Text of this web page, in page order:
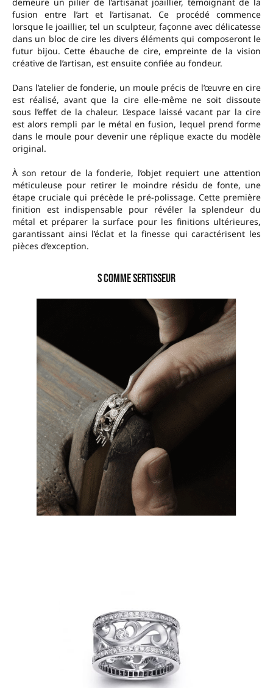
fusion entre l’art et l’artisanat. Ce procédé commence
lorsque le joaillier, tel un sculpteur, façonne avec délicatesse
dans un bloc de cire les divers éléments qui composeront le
futur bijou. Cette ébauche de cire, empreinte de la vision
créative de l’artisan, est ensuite confiée au fondeur.
Dans l’atelier de fonderie, un moule précis de l’œuvre en cire
est réalisé, avant que la cire elle-même ne soit dissoute
sous l’effet de la chaleur. L’espace laissé vacant par la cire
est alors rempli par le métal en fusion, lequel prend forme
dans le moule pour devenir une réplique exacte du modèle
original.
À son retour de la fonderie, l’objet requiert une attention
méticuleuse pour retirer le moindre résidu de fonte, une
étape cruciale qui précède le pré-polissage. Cette première
finition est indispensable pour révéler la splendeur du
métal et préparer la surface pour les finitions ultérieures,
garantissant ainsi l’éclat et la finesse qui caractérisent les
pièces d’exception.
S comme Sertisseur